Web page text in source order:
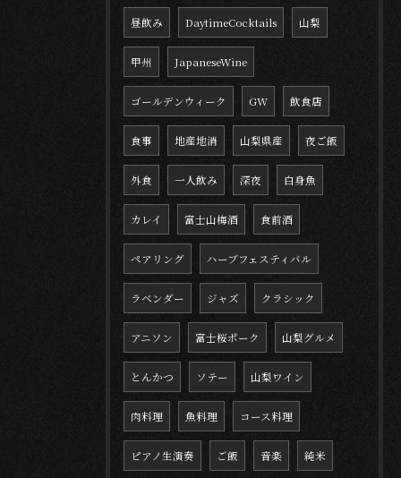
昼飲み DaytimeCocktails 山梨
甲州 JapaneseWine
ゴールデンウィーク GW 飲食店
食事 地産地消 山梨県産 夜ご飯
外食 一人飲み 深夜 白身魚
カレイ 富士山梅酒 食前酒
ペアリング ハーブフェスティバル
ラベンダー ジャズ クラシック
アニソン 富士桜ポーク 山梨グルメ
とんかつ ソテー 山梨ワイン
肉料理 魚料理 コース料理
ピアノ生演奏 ご飯 音楽 純米